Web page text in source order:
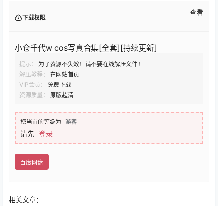
下载权限
查看
小仓千代w cos写真合集[全套][持续更新]
提示：
为了资源不失效！请不要在线解压文件！
解压教程：
在网站首页
VIP会员：
免费下载
资源质量：
原版超清
您当前的等级为 游客
请先 登录
百度网盘
相关文章：